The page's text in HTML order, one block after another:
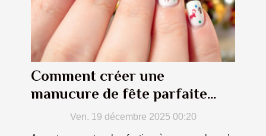
Comment créer une
manucure de fête parfaite
avec des autocollants
Ven. 19 décembre 2025 00:20